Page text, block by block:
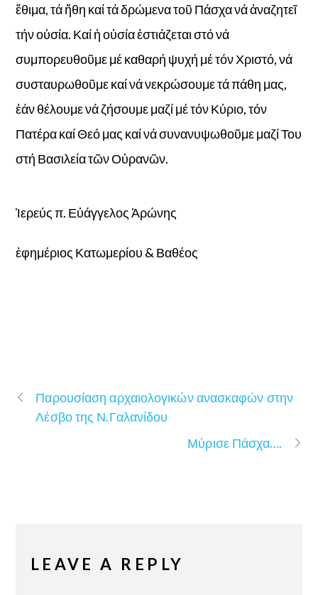
ἔθιμα, τά ἤθη καί τά δρώμενα τοῦ Πάσχα νά ἀναζητεῖ
τήν οὐσία. Καί ἡ οὐσία ἐστιάζεται στό νά
συμπορευθοῦμεμέ καθαρή ψυχή μέ τόν Χριστό, νά
συσταυρωθοῦμε καί νά νεκρώσουμε τά πάθη μας,
ἐάν θέλουμε νά ζήσουμε μαζί μέ τόν Κύριο, τόν
Πατέρα καί Θεό μας καί νά συνανυψωθοῦμε μαζί Του
στή Βασιλεία τῶν Οὐρανῶν.
Ἱερεύς π. Εὐάγγελος Ἀρώνης
ἐφημέριος Κατωμερίου & Βαθέος
Παρουσίαση αρχαιολογικών ανασκαφών στην
Λέσβο της Ν.Γαλανίδου
Μύρισε Πάσχα….
LEAVE A REPLY